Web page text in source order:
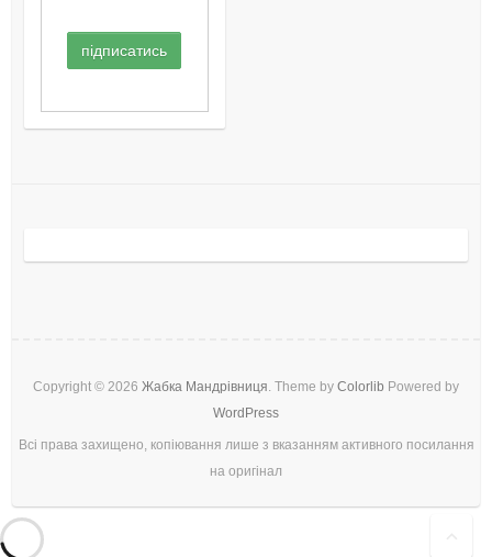
Copyright © 2026 Жабка Мандрівниця. Theme by Colorlib Powered by
WordPress
Всі права захищено, копіювання лише з вказанням активного посилання
на оригінал